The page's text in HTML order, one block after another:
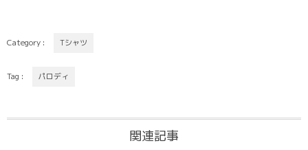
Category : Tシャツ
Tag : パロディ
関連記事